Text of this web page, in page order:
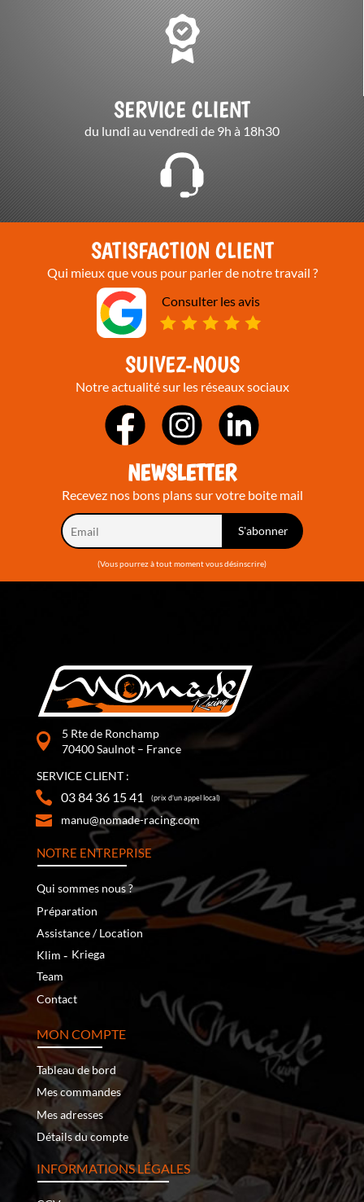
SERVICE CLIENT
du lundi au vendredi de 9h à 18h30
SATISFACTION CLIENT
Qui mieux que vous pour parler de notre travail ?
Consulter les avis
SUIVEZ-NOUS
Notre actualité sur les réseaux sociaux
NEWSLETTER
Recevez nos bons plans sur votre boite mail
(Vous pourrez à tout moment vous désinscrire)
5 Rte de Ronchamp
70400 Saulnot – France
SERVICE CLIENT :
03 84 36 15 41 (prix d’un appel local)
manu@nomade-racing.com
NOTRE ENTREPRISE
Qui sommes nous ?
Préparation
Assistance / Location
Klim ‐ Kriega
Team
Contact
MON COMPTE
Tableau de bord
Mes commandes
Mes adresses
Détails du compte
INFORMATIONS LÉGALES